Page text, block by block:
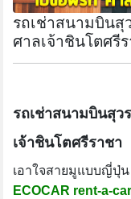
รถเช่าสนามบิน
ศาลเจ้าชินโตศรี
รถเช่าสนามบินสุ
เจ้าชินโตศรีราชา
เอาใจสายมูแบบญี่ปุ่
ECOCAR rent-a-car